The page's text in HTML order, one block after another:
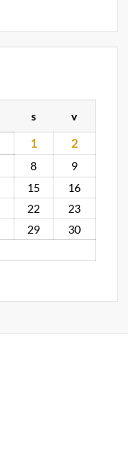
s v
1
2
8
9
15
16
22
23
29
30